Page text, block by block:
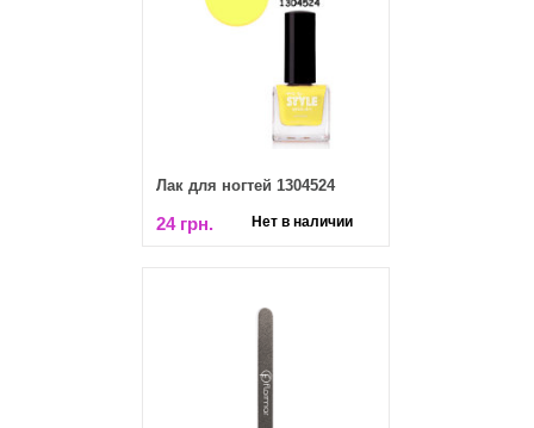
Лак для ногтей 1304524
24 грн. Нет в наличии